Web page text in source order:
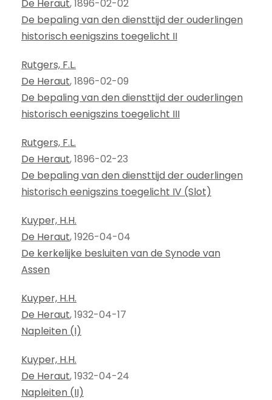
De Heraut, 1896-02-02
De bepaling van den diensttijd der ouderlingen
historisch eenigszins toegelicht II
Rutgers, F.L.
De Heraut, 1896-02-09
De bepaling van den diensttijd der ouderlingen
historisch eenigszins toegelicht III
Rutgers, F.L.
De Heraut, 1896-02-23
De bepaling van den diensttijd der ouderlingen
historisch eenigszins toegelicht IV (Slot)
Kuyper, H.H.
De Heraut, 1926-04-04
De kerkelijke besluiten van de Synode van
Assen
Kuyper, H.H.
De Heraut, 1932-04-17
Napleiten (I)
Kuyper, H.H.
De Heraut, 1932-04-24
Napleiten (II)